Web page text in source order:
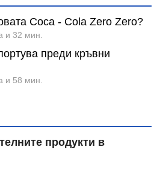
Coca - Cola Zero Zero?
и 32 мин.
преди кръвни
и 58 мин.
продукти в